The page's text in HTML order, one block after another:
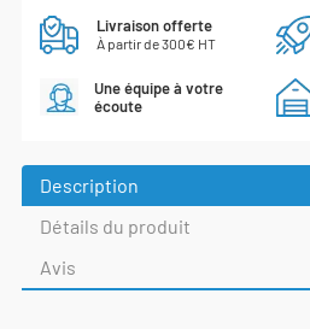
Livraison offerte
À partir de 300€ HT
Une équipe à votre
écoute
Description
Détails du produit
Avis